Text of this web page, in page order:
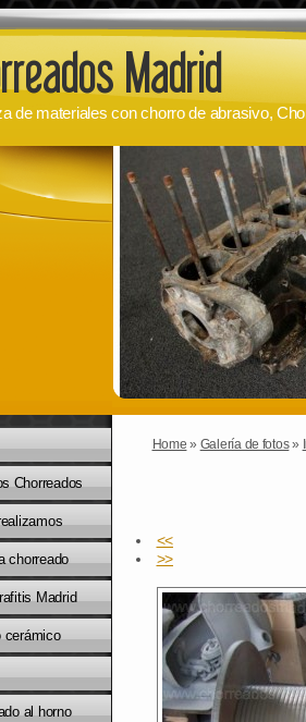
de materiales con chorro de abrasivo,
Home » Galería de fotos»
<<
>>
Chorreados
chorreado
Madrid
cerámico
al horno